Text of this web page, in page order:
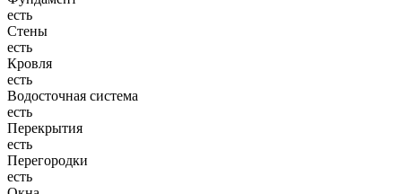
есть
Стены
есть
Кровля
есть
Водосточная система
есть
Перекрытия
есть
Перегородки
есть